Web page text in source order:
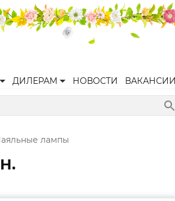
ДИЛЕРАМ НОВОСТИ ВАКАНСИИ
лампы